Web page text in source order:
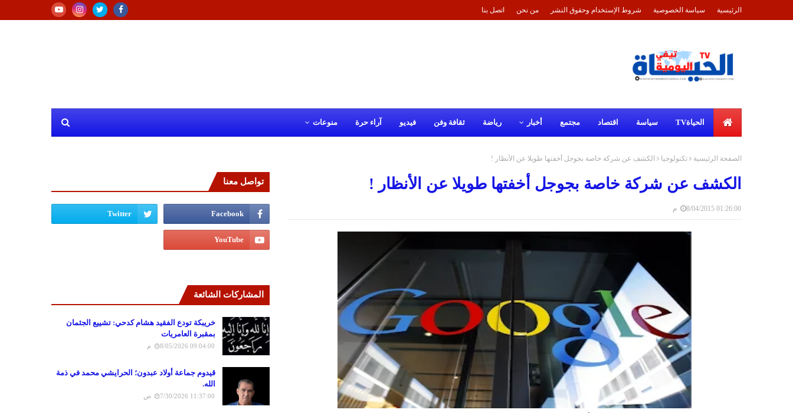
الرئيسية سياسة الخصوصية شروط الإستخدام وحقوق النشر من نحن اتصل بنا
الحياةTV سياسة اقتصاد مجتمع أخبار رياضة ثقافة وفن فيديو آراء حرة منوعات
الصفحة الرئيسية تكنولوجيا الكشف عن شركة خاصة بجوجل أخفتها طويلا عن الأنظار !
الكشف عن شركة خاصة بجوجل أخفتها طويلا عن الأنظار !
8/04/2015 01:26:00 م
تواصل معنا
المشاركات الشائعة
خريبكة تودع الفقيد هشام كدحي: تشييع الجثمان
بمقبرة العامريات
8/05/2026 09:04:00 م
قيدوم جماعة أولاد عبدون؛ الحرايشي محمد في ذمة
الله.
7/30/2026 11:37:00 ص